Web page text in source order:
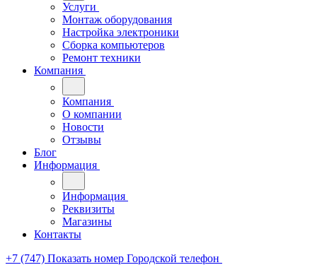
Услуги
Монтаж оборудования
Настройка электроники
Сборка компьютеров
Ремонт техники
Компания
Компания
О компании
Новости
Отзывы
Блог
Информация
Информация
Реквизиты
Магазины
Контакты
+7 (747) Показать номер Городской телефон